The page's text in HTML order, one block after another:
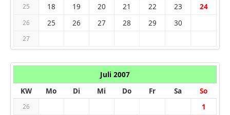
25 18 19 20 21 22 23 24
26 25 26 27 28 29 30
27
Juli 2007
KW
Mo Di Mi Do Fr Sa So
26 1